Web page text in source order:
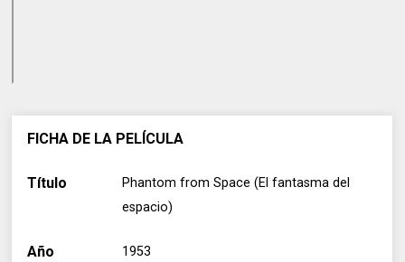
FICHA DE LA PELÍCULA
Título
Phantom from Space (El fantasma del
espacio)
Año 1953